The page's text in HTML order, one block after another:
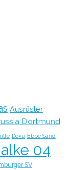
Ausrüster
Dortmund
Doku Ebbe Sand
04
SV